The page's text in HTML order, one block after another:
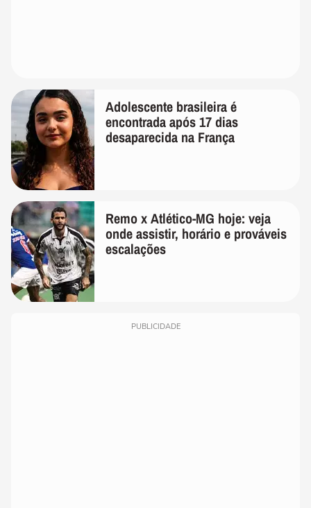
Adolescente brasileira é
encontrada após 17 dias
desaparecida na França
Remo x Atlético-MG hoje: veja
onde assistir, horário e prováveis
escalações
PUBLICIDADE